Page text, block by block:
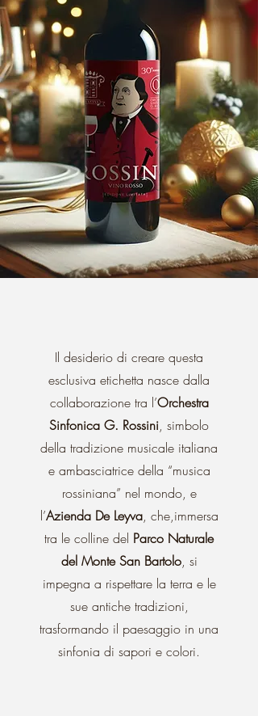
Il desiderio di creare questa
esclusiva etichetta nasce dalla
collaborazione tra l’Orchestra
Sinfonica G. Rossini, simbolo
della tradizione musicale italiana
e ambasciatrice della “musica
rossiniana” nel mondo, e
l’Azienda De Leyva, che,immersa
tra le colline del Parco Naturale
del Monte San Bartolo, si
impegna a rispettare la terra e le
sue antiche tradizioni,
trasformando il paesaggio in una
sinfonia di sapori e colori.